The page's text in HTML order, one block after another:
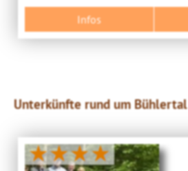
Infos
Unterkünfte rund um Bühlertal
★★★★